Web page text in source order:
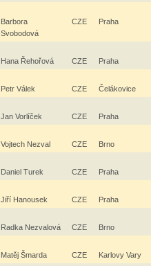
Barbora
Svobodová
CZE Praha
Hana Řehořová CZE Praha
Petr Válek CZE Čelákovice
Jan Vorlíček CZE Praha
Vojtech Nezval CZE Brno
Daniel Turek CZE Praha
Jiří Hanousek CZE Praha
Radka Nezvalová CZE Brno
Matěj Šmarda CZE Karlovy Vary